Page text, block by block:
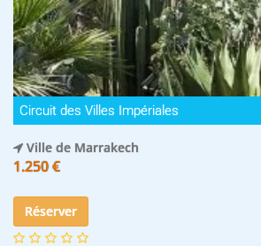
Circuit des Villes Impériales
Ville de Marrakech
1.250 €
Réserver